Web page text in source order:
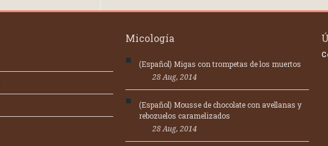
Micología
(Español) Migas con trompetas de los muertos
28 Aug, 2014
(Español) Mousse de chocolate con avellanas y
rebozuelos caramelizados
28 Aug, 2014